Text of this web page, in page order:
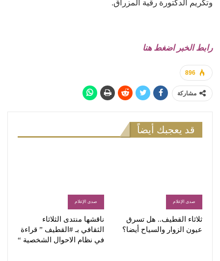
وتكريم الدكتورة رقية المزراق.
رابط الخبر اضغط هنا
896
مشاركة
قد يعجبك أيضاً
صدى الإعلام
ثلاثاء القطيف.. هل تسرق
عيون الزوار والسياح أيضا؟
صدى الإعلام
ناقشها منتدى الثلاثاء
الثقافي بـ #القطيف ” قراءة
في نظام الاحوال الشخصية “